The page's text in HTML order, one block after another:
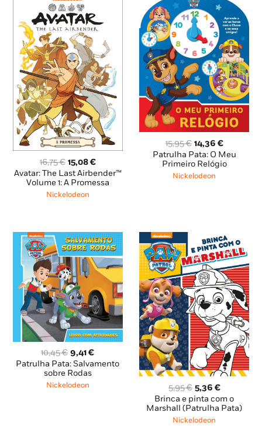
16,75€ O
preço
original
era:
15,08€O
preço
atual
Avatar: The Last Airbender™
Volume 1: A Promessa
Nickelodeon
15,95€ O
preço
original
era:
14,36 €O
preço
atual
Patrulha Pata: O Meu
Primeiro Relógio
Nickelodeon
10,45€ O
preço
original
era:
9,41€O
preço
Patrulha Pata: Salvamento
sobre Rodas
Nickelodeon 5,95€ O
preço
original
era:
5,36 €O
preço
atual
Brinca e pinta com o
Marshall (Patrulha Pata)
Nickelodeon